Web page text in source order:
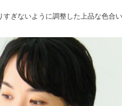
ぎないように調整した上品な色合い